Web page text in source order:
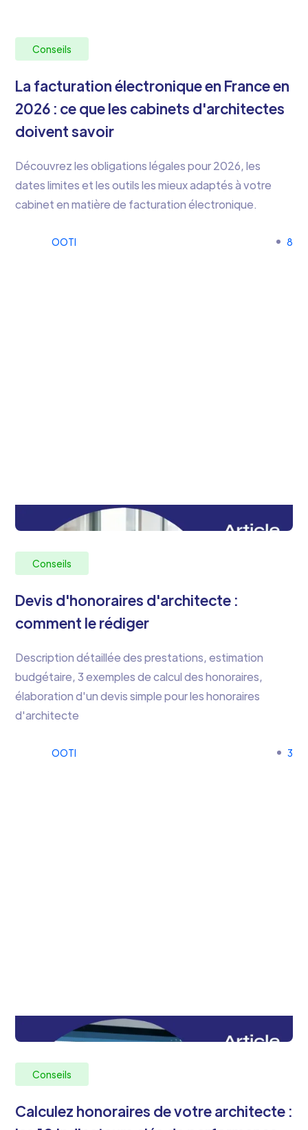
Conseils
La facturation électronique en France en
2026 : ce que les cabinets d'architectes
doivent savoir
Découvrez les obligations légales pour 2026, les
dates limites et les outils les mieux adaptés à votre
cabinet en matière de facturation électronique.
OOTI 8
Conseils
Devis d'honoraires d'architecte :
comment le rédiger
Description détaillée des prestations, estimation
budgétaire, 3 exemples de calcul des honoraires,
élaboration d'un devis simple pour les honoraires
d'architecte
OOTI 3
Conseils
Calculez honoraires de votre architecte :